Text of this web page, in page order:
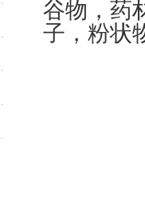
谷物，药
子，粉状